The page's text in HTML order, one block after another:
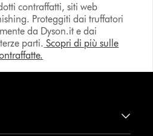
contraffatti, siti web
Proteggiti dai truffatori
da Dyson.it e dai
parti. Scopri di più sulle